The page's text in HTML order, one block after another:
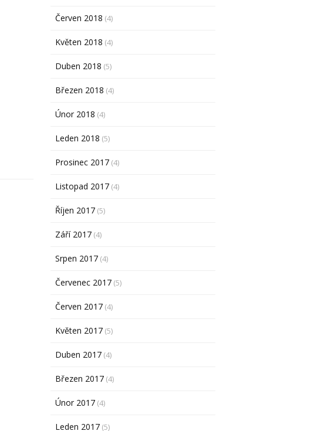
Červen 2018 (4)
Květen 2018 (4)
Duben 2018 (5)
Březen 2018 (4)
Únor 2018 (4)
Leden 2018 (5)
Prosinec 2017 (4)
Listopad 2017 (4)
Říjen 2017 (5)
Září 2017 (4)
Srpen 2017 (4)
Červenec 2017 (5)
Červen 2017 (4)
Květen 2017 (5)
Duben 2017 (4)
Březen 2017 (4)
Únor 2017 (4)
Leden 2017 (5)